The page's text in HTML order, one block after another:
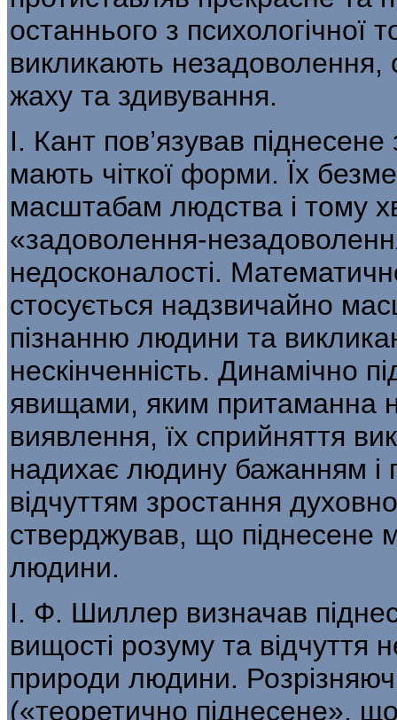
останнього з
викликають незадоволення,
жаху та здивування.
І. Кант пов’язував
мають чіткої форми. Їх
масштабам людства і тому
«задоволення-
недосконалості.
стосується надзвичайно
пізнан­ню людини та
нескінченність. Динамічно
явищами, яким притаманна
виявлення, їх сприйняття
надихає людину бажанням і
відчуттям зростання
стверджував, що підне­сене
людини.
І. Ф. Шиллер визначав
вищості розуму та відчуття
природи людини.
(«теоретично піднесене»,